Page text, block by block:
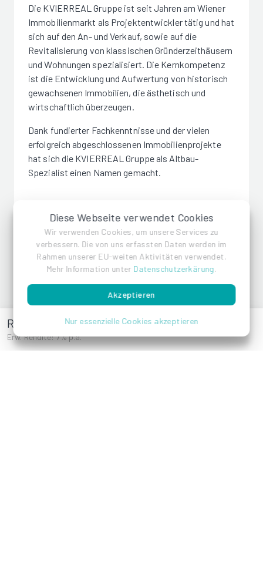
Diese Webseite verwendet Cookies
Wir verwenden Cookies, um unsere Services zu
verbessern. Die von uns erfassten Daten werden im
Rahmen unserer EU-weiten Aktivitäten verwendet.
Mehr Information unter Datenschutzerkärung.
Akzeptieren
Nur essenzielle Cookies akzeptieren
Rokitanskygasse 6
Erw. Rendite: 7% p.a.
Die KVIERREAL Gruppe ist seit Jahren am Wiener
Immobilienmarkt als Projektentwickler tätig und hat
sich auf den An- und Verkauf, sowie auf die
Revitalisierung von klassischen Gründerzeithäusern
und Wohnungen spezialisiert. Die Kernkompetenz
ist die Entwicklung und Aufwertung von historisch
gewachsenen Immobilien, die ästhetisch und
wirtschaftlich überzeugen.
Dank fundierter Fachkenntnisse und der vielen
erfolgreich abgeschlossenen Immobilienprojekte
hat sich die KVIERREAL Gruppe als Altbau-
Spezialist einen Namen gemacht.
KVIERREAL
Referenzen